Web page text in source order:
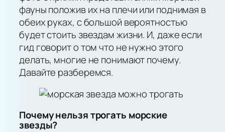
фауны положив их на плечи или поднимая в
обеих руках, с большой вероятностью
будет стоить звездам жизни. И, даже если
гид говорит о том что не нужно этого
делать, многие не понимают почему.
Давайте разберемся.
Почему нельзя трогать морские
звезды?